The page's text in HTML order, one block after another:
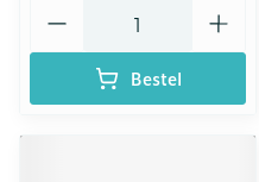
Bestel